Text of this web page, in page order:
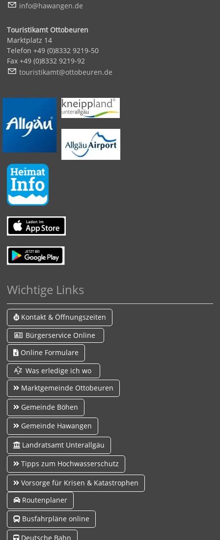
nf
h w ng n d
Touristikamt Ottobeuren
Marktplatz 14
Telefon +49 (0)8332 9219-50
Fax +49 (0)8332 9219-92
t
r st k mt tt b r n d
Wichtige Links
Kontakt & Öffnungszeiten
Bürgerservice Online
Online Formulare
Was erledige ich wo
Marktgemeinde Ottobeuren
Gemeinde Böhen
Gemeinde Hawangen
Landratsamt Unterallgäu
Tipps zum Hochwasserschutz
Vorsorge für Krisen & Katastrophen
Routenplaner
Busfahrpläne online
Deutsche Bahn